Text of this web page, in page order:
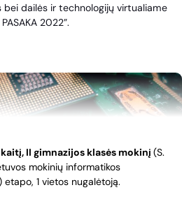
dailės ir technologijų virtualiame
2022”.
II gimnazijos klasės mokinį (S.
mokinių informatikos
1 vietos nugalėtoją.